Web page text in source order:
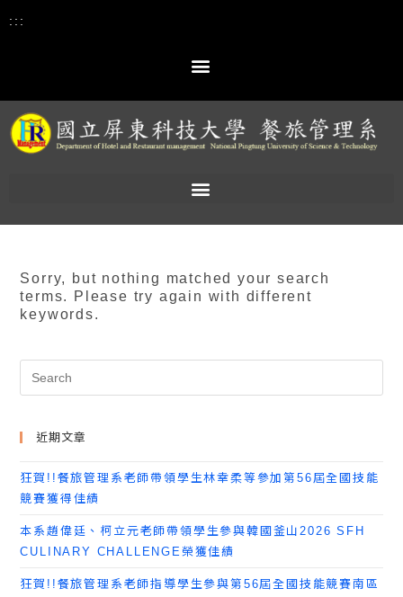
:::
Sorry, but nothing matched your search
terms. Please try again with different
keywords.
近期文章
狂賀!!餐旅管理系老師帶領學生林幸柔等參加第56屆全國技能
競賽獲得佳績
本系趙偉廷、柯立元老師帶領學生參與韓國釜山2026 SFH
CULINARY CHALLENGE榮獲佳績
狂賀!!餐旅管理系老師指導學生參與第56屆全國技能競賽南區